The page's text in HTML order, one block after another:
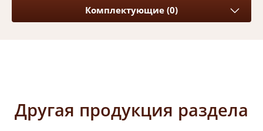
Комплектующие (0)
Другая продукция раздела